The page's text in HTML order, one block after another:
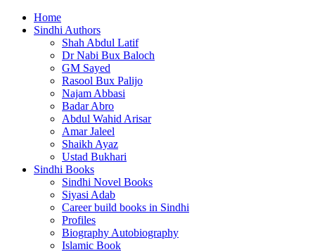
Home
Sindhi Authors
Shah Abdul Latif
Dr Nabi Bux Baloch
GM Sayed
Rasool Bux Palijo
Najam Abbasi
Badar Abro
Abdul Wahid Arisar
Amar Jaleel
Shaikh Ayaz
Ustad Bukhari
Sindhi Books
Sindhi Novel Books
Siyasi Adab
Career build books in Sindhi
Profiles
Biography Autobiography
Islamic Book